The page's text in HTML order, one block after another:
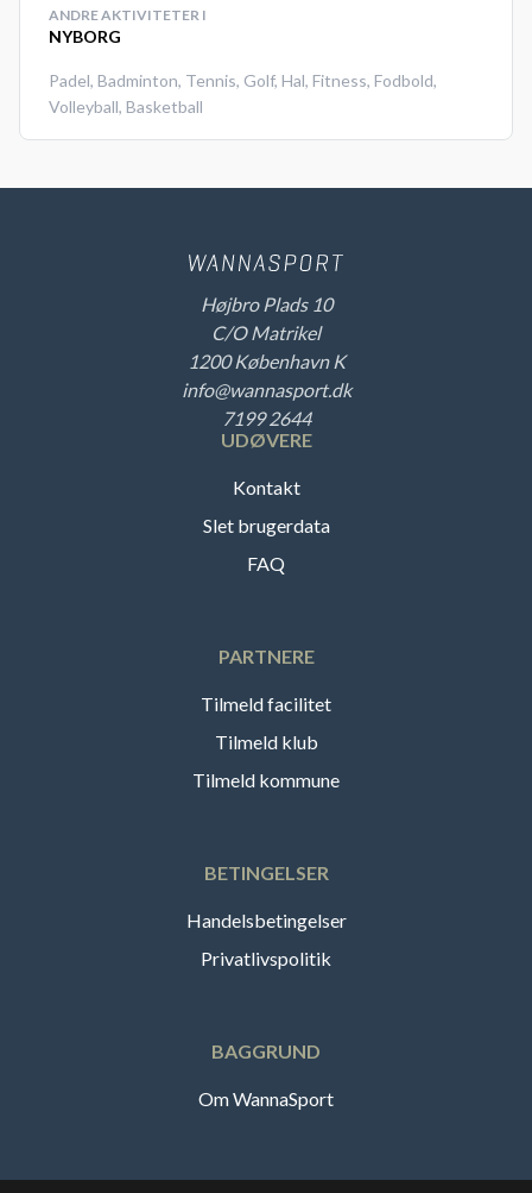
ANDRE AKTIVITETER I
NYBORG
Padel, Badminton, Tennis, Golf, Hal, Fitness, Fodbold,
Volleyball, Basketball
Højbro Plads 10
C/O Matrikel
1200 København K
info@wannasport.dk
7199 2644
UDØVERE
Kontakt
Slet brugerdata
FAQ
PARTNERE
Tilmeld facilitet
Tilmeld klub
Tilmeld kommune
BETINGELSER
Handelsbetingelser
Privatlivspolitik
BAGGRUND
Om WannaSport